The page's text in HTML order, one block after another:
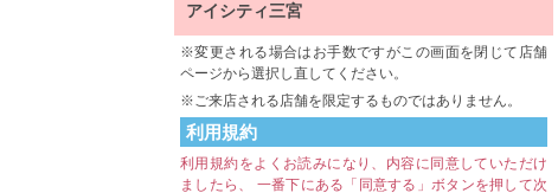
アイシティ三宮
変更される場合はお手数ですがこの画面を閉じて店舗
ページから選択し直してください。
ご来店される店舗を限定するものではありません。
利用規約
利用規約をよくお読みになり、内容に同意していただけ
ましたら、 一番下にある「同意する」ボタンを押して次